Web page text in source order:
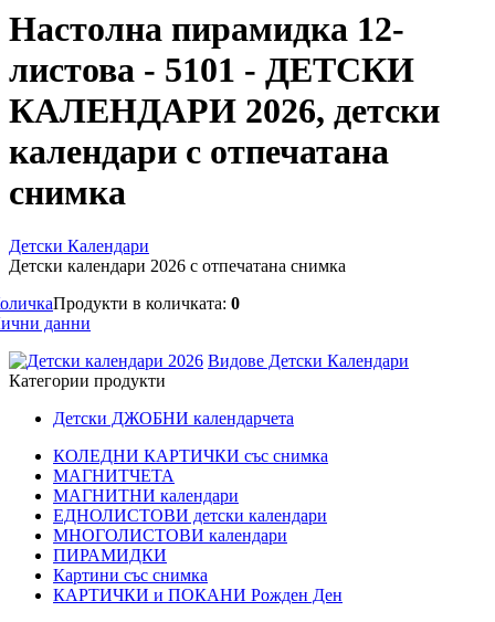
Настолна пирамидка 12-
листова - 5101 - ДЕТСКИ
КАЛЕНДАРИ 2026, детски
календари с отпечатана
снимка
Детски Календари
Детски календари 2026 с отпечатана снимка
Продукти в количката: 0
данни
Видове Детски Календари
Категории продукти
Детски ДЖОБНИ календарчета
КОЛЕДНИ КАРТИЧКИ със снимка
МАГНИТЧЕТА
МАГНИТНИ календари
ЕДНОЛИСТОВИ детски календари
МНОГОЛИСТОВИ календари
ПИРАМИДКИ
Картини със снимка
КАРТИЧКИ и ПОКАНИ Рожден Ден